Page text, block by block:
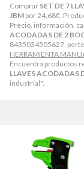
Comprar SET DE 7
JBM por24,68€.
Precio, información,
ACODADAS DE 2
8435034505627,
HERRAMIENTA
Encuentra productos
LLAVES ACODADAS
industrial".